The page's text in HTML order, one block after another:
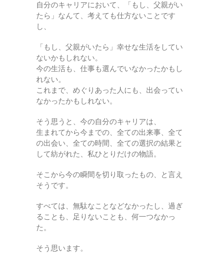
自分のキャリアにおいて、「もし、父親がい
たら」なんて、考えても仕方ないことです
し、
「もし、父親がいたら」幸せな生活をしてい
ないかもしれない。
今の生活も、仕事も選んでいなかったかもし
れない。
これまで、めぐりあった人にも、出会ってい
なかったかもしれない。
そう思うと、今の自分のキャリアは、
生まれてから今までの、全ての出来事、全て
の出会い、全ての時間、全ての選択の結果と
して紡がれた、私ひとりだけの物語。
そこから今の瞬間を切り取ったもの、と言え
そうです。
すべては、無駄なことなどなかったし、過ぎ
ることも、足りないことも、何一つなかっ
た。
そう思います。